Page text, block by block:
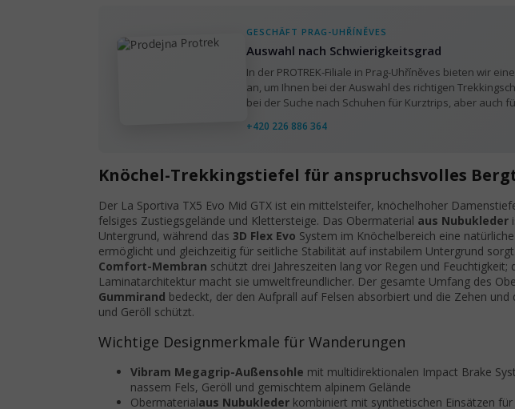
GESCHÄFT PRAG-UHŘÍNĚVES
Auswahl nach Schwierigkeitsgrad
In der PROTREK-Filiale in Prag-Uhříněves bieten wir
an, um Ihnen bei der Auswahl des richtigen
bei der Suche nach Schuhen für Kurztrips, aber auch
+420 226 886 364
Knöchel-Trekkingstiefel für anspruchsvolles
Der La Sportiva TX5 Evo Mid GTX ist ein mittelsteifer, knöchelhoher
felsiges Zustiegsgelände und Klettersteige. Das Obermaterial aus Nubukleder
Untergrund, während das 3D Flex Evo System im Knöchelbereich eine
ermöglicht und gleichzeitig für seitliche Stabilität auf instabilem Untergrund
Comfort-Membran schützt drei Jahreszeiten lang vor Regen und Feuchtigkeit;
Laminatarchitektur macht sie umweltfreundlicher. Der gesamte Umfang des
Gummirand bedeckt, der den Aufprall auf Felsen absorbiert und die Zehen und
und Geröll schützt.
Wichtige Designmerkmale für Wanderungen
Vibram Megagrip-Außensohle mit multidirektionalen Impact Brake
nassem Fels, Geröll und gemischtem alpinem Gelände
Obermaterialaus Nubukleder kombiniert mit synthetischen Einsätzen